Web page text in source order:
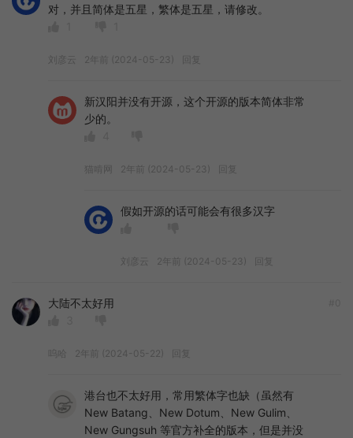
对，并且简体是五星，繁体是五星，请修改。
刘彦云 2年前 (2024-05-23) 回复
新汉阳并没有开源，这个开源的版本简体非常
少的。
猫啃网 2年前 (2024-05-23) 回复
假如开源的话可能会有很多汉字
刘彦云 2年前 (2024-05-23) 回复
大陆不太好用
呜哈 2年前 (2024-05-22) 回复
港台也不太好用，常用繁体字也缺（虽然有
New Batang、New Dotum、New Gulim、
New Gungsuh 等官方补全的版本，但是并没